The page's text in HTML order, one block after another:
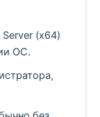
(x64)
ОС.